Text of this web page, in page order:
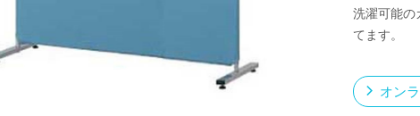
洗濯可能の
てます。
オン